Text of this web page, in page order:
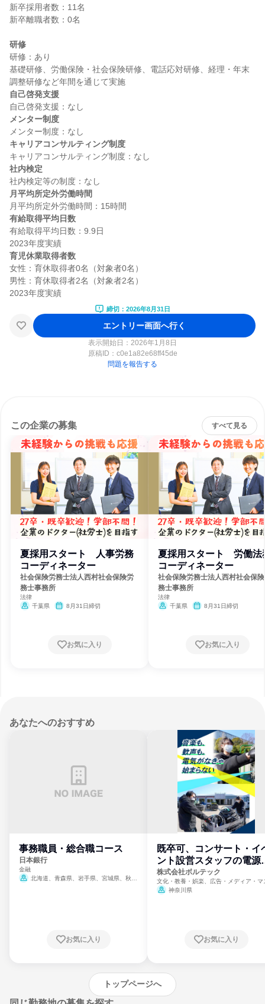
新卒採用者数：11名
新卒離職者数：0名
研修
研修：あり
基礎研修、労働保険・社会保険研修、電話応対研修、経理・年末
自己啓発支援
メンター制度
キャリアコンサルティング制度
社内検定
月平均所定外労働時間
有給取得平均日数
有給取得平均日数：9.9日
育児休業取得者数
女性：育休取得者0名（対象者0名）
男性：育休取得者2名（対象者2名）
締切：2026年8月31日
エントリー画面へ行く
表示開始日：2026年1月8日
原稿ID： c0e1a82e68ff45de
問題を報告する
この企業の募集 すべて見る
夏採用スタート 人事労務
コーディネーター
社会保険労務士法人西村社会保険労
務士事務所
法律
千葉県
8月31日締切
お気に入り
夏採用スタート 労働法
コーディネーター
社会保険労務士法人西村社会保
務士事務所
法律
千葉県
8月31日締切
お気に入り
あなたへのおすすめ
事務職員・総合職コース
日本銀行
金融
北海道、青森県、岩手県、宮城県、秋田
崎県、熊本県、大分県、宮崎県、鹿児島県、
お気に入り
既卒可、コンサート・イ
ント設営スタッフの電源
門
株式会社ボルテック
文化・教養・娯楽、広告・メディア・マ
ミ、電力・ガス・水道・エネルギー
神奈川県
お気に入り
トップページへ